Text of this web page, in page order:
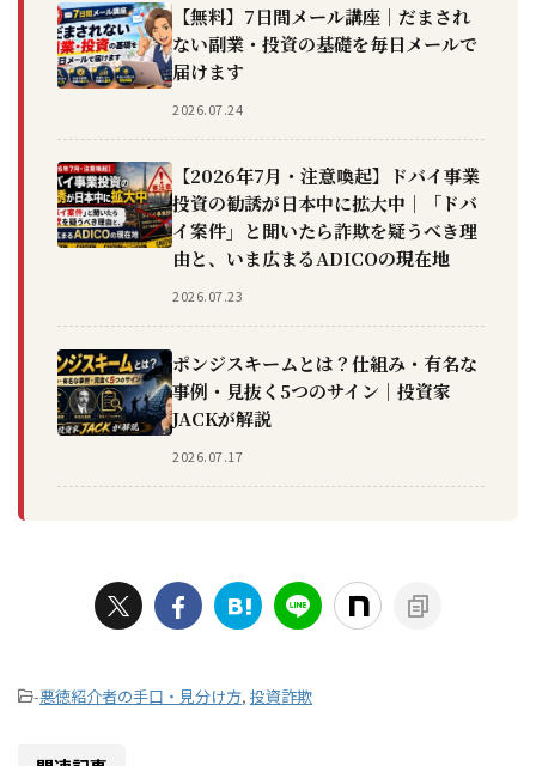
【無料】7日間メール講座｜だまされ
ない副業・投資の基礎を毎日メールで
届けます
2026.07.24
【2026年7月・注意喚起】ドバイ事業
投資の勧誘が日本中に拡大中｜「ドバ
イ案件」と聞いたら詐欺を疑うべき理
由と、いま広まるADICOの現在地
2026.07.23
ポンジスキームとは？仕組み・有名な
事例・見抜く5つのサイン｜投資家
JACKが解説
2026.07.17
-悪徳紹介者の手口・見分け方, 投資詐欺